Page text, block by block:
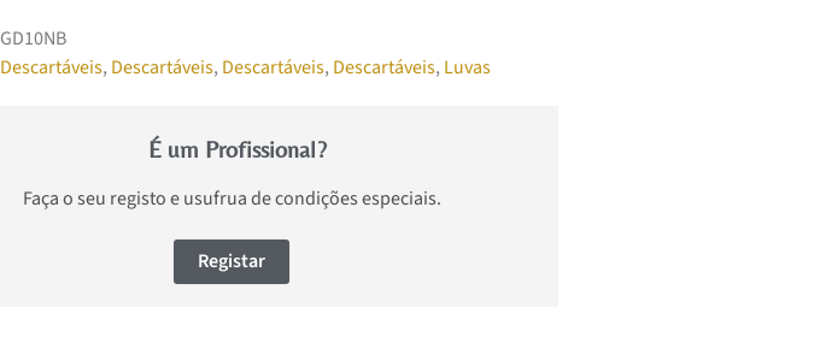
GD10NB
Descartáveis, Descartáveis, Descartáveis, Descartáveis, Luvas
É um Profissional?
Faça o seu registo e usufrua de condições especiais.
Registar